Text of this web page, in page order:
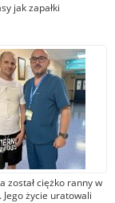
jak zapałki
został ciężko ranny w
Jego życie uratowali